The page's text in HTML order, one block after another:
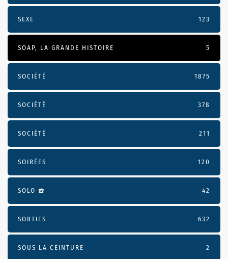
SEXE 123
SOAP, LA GRANDE HISTOIRE 5
SOCIÉTÉ 1875
SOCIÉTÉ 378
SOCIÉTÉ 211
SOIRÉES 120
SOLO ☎️ 42
SORTIES 632
SOUS LA CEINTURE 2